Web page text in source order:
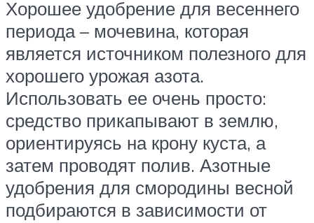
Хорошее удобрение для весеннего
периода – мочевина, которая
является источником полезного для
хорошего урожая азота.
Использовать ее очень просто:
средство прикапывают в землю,
ориентируясь на крону куста, а
затем проводят полив. Азотные
удобрения для смородины весной
подбираются в зависимости от